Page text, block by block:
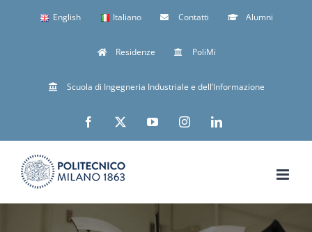
English Italiano Contatti Alumni
Residenze PoliMi
Scuola di Ingegneria Industriale e dell’Informazione
Facebook YouTubeInstagramLinkedIn